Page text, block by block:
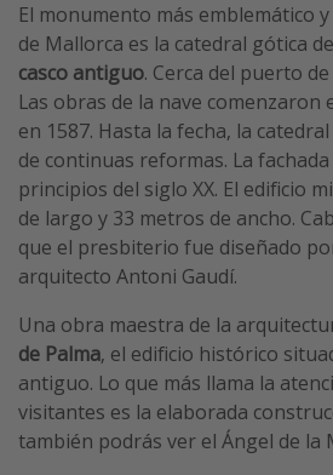
El monumento más emblemático
de Mallorca es la catedral gótica de
casco antiguo. Cerca del puerto
Las obras de la nave comenzaron
en 1587. Hasta la fecha, la
de continuas reformas. La
principios del siglo XX. El edificio
de largo y 33 metros de ancho.
que el presbiterio fue diseñado
arquitecto Antoni Gaudí.
Una obra maestra de la
de Palma, el edificio histórico
antiguo. Lo que más llama la
visitantes es la elaborada
también podrás ver el Ángel de la